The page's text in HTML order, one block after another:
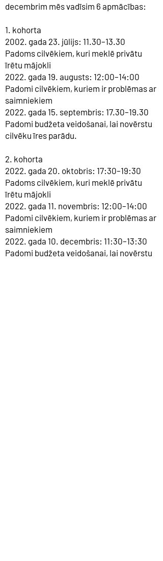
decembrim mēs vadīsim 6 apmācības:
1. kohorta
2002. gada 23. jūlijs: 11.30–13.30
Padoms cilvēkiem, kuri meklē privātu
īrētu mājokli
2022. gada 19. augusts: 12:00–14:00
Padomi cilvēkiem, kuriem ir problēmas ar
saimniekiem
2022. gada 15. septembris: 17.30–19.30
Padomi budžeta veidošanai, lai novērstu
cilvēku īres parādu.
2. kohorta
2022. gada 20. oktobris: 17:30–19:30
Padoms cilvēkiem, kuri meklē privātu
īrētu mājokli
2022. gada 11. novembris: 12:00–14:00
Padomi cilvēkiem, kuriem ir problēmas ar
saimniekiem
2022. gada 10. decembris: 11:30–13:30
Padomi budžeta veidošanai, lai novērstu